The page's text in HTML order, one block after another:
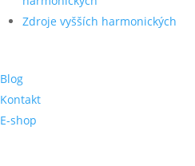
Zdroje vyšších harmonických
Blog
Kontakt
E-shop